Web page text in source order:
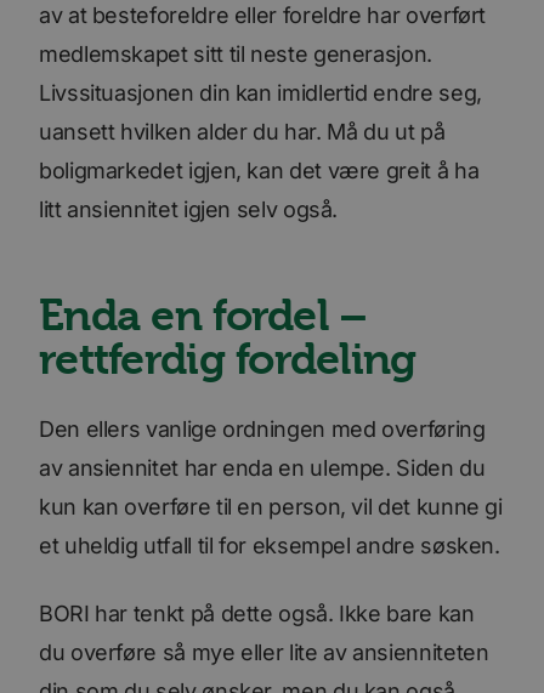
av at besteforeldre eller foreldre har overført
medlemskapet sitt til neste generasjon.
Livssituasjonen din kan imidlertid endre seg,
uansett hvilken alder du har. Må du ut på
boligmarkedet igjen, kan det være greit å ha
litt ansiennitet igjen selv også.
Enda en fordel –
rettferdig fordeling
Den ellers vanlige ordningen med overføring
av ansiennitet har enda en ulempe. Siden du
kun kan overføre til en person, vil det kunne gi
et uheldig utfall til for eksempel andre søsken.
BORI har tenkt på dette også. Ikke bare kan
du overføre så mye eller lite av ansienniteten